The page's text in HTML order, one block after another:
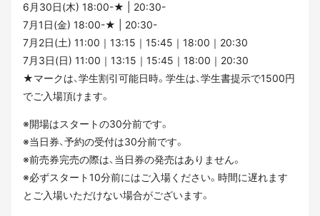
6月30日(木) 18:00-★ | 20:30-
7月1日(金) 18:00-★ | 20:30-
7月2日(土) 11:00｜13:15｜15:45｜18:00｜20:30
7月3日(日) 11:00｜13:15｜15:45｜18:00｜20:30
★マークは、学生割引可能日時。学生は、学生書提示で1500円
でご入場頂けます。
※開場はスタートの30分前です。
※当日券、予約の受付は30分前です。
※前売券完売の際は、当日券の発売はありません。
※必ずスタート10分前にはご入場ください。時間に遅れます
とご入場いただけない場合がございます。